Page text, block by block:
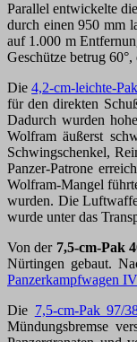
Parallel entwickelte
durch einen 950 mm
auf 1.000 m
Geschütze betrug
Die4,2-cm-leichte-
für den direkten
Dadurch wurden
Wolfram äußerst
Schwingschenkel,
Panzer-Patrone
Wolfram-Mangel
wurden. Die
wurde unter das
Von der 7,5-cm-Pak
Nürtingen gebaut.
Panzerkampfwagen
Die 7,5-cm-Pak 97/
Mündungsbremse